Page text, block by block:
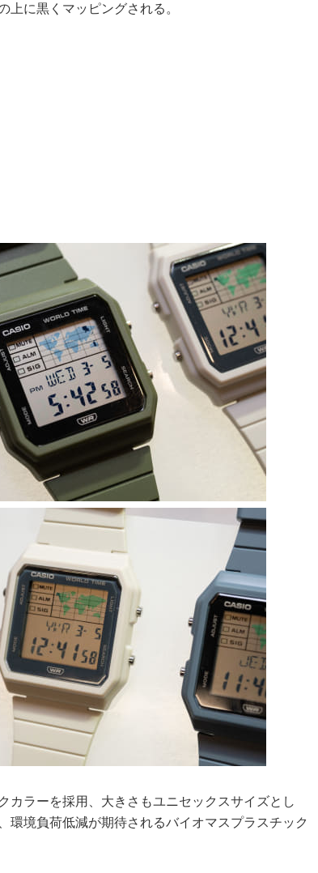
上に黒くマッピングされる。
カラーを採用、大きさもユニセックスサイズとし
環境負荷低減が期待されるバイオマスプラスチック